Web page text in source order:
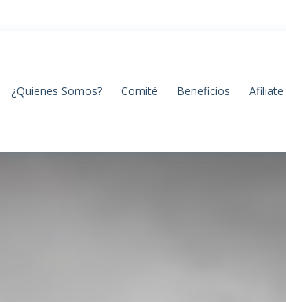
¿Quienes Somos? Comité Beneficios Afiliate